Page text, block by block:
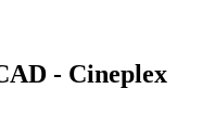
- Cineplex